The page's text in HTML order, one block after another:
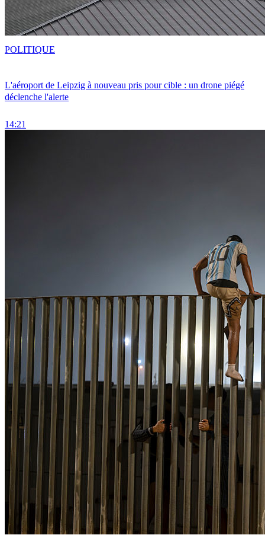
L'aéroport de Leipzig à nouveau pris pour cible : un drone piégé
déclenche l'alerte
14:21
POLITIQUE